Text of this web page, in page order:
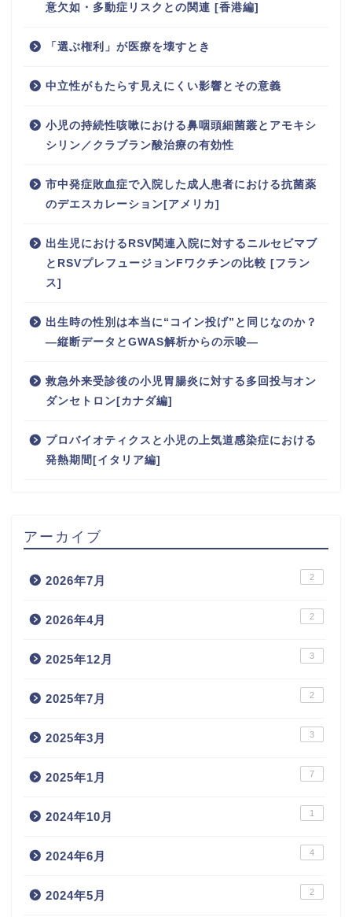
意欠如・多動症リスクとの関連 [香港編]
「選ぶ権利」が医療を壊すとき
中立性がもたらす見えにくい影響とその意義
小児の持続性咳嗽における鼻咽頭細菌叢とアモキシ
シリン／クラブラン酸治療の有効性
市中発症敗血症で入院した成人患者における抗菌薬
のデエスカレーション[アメリカ]
出生児におけるRSV関連入院に対するニルセビマブ
とRSVプレフュージョンFワクチンの比較 [フラン
ス]
出生時の性別は本当に“コイン投げ”と同じなのか？
―縦断データとGWAS解析からの示唆―
救急外来受診後の小児胃腸炎に対する多回投与オン
ダンセトロン[カナダ編]
プロバイオティクスと小児の上気道感染症における
発熱期間[イタリア編]
アーカイブ
2026年7月 2
2026年4月 2
2025年12月 3
2025年7月 2
2025年3月 3
2025年1月 7
2024年10月 1
2024年6月 4
2024年5月 2